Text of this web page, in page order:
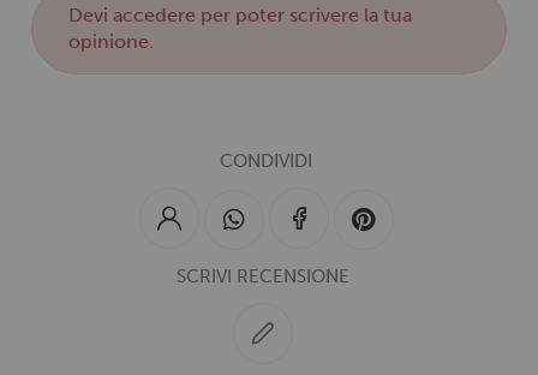
Deviaccedere per poter scrivere la tua
opinione.
CONDIVIDI
SCRIVI RECENSIONE